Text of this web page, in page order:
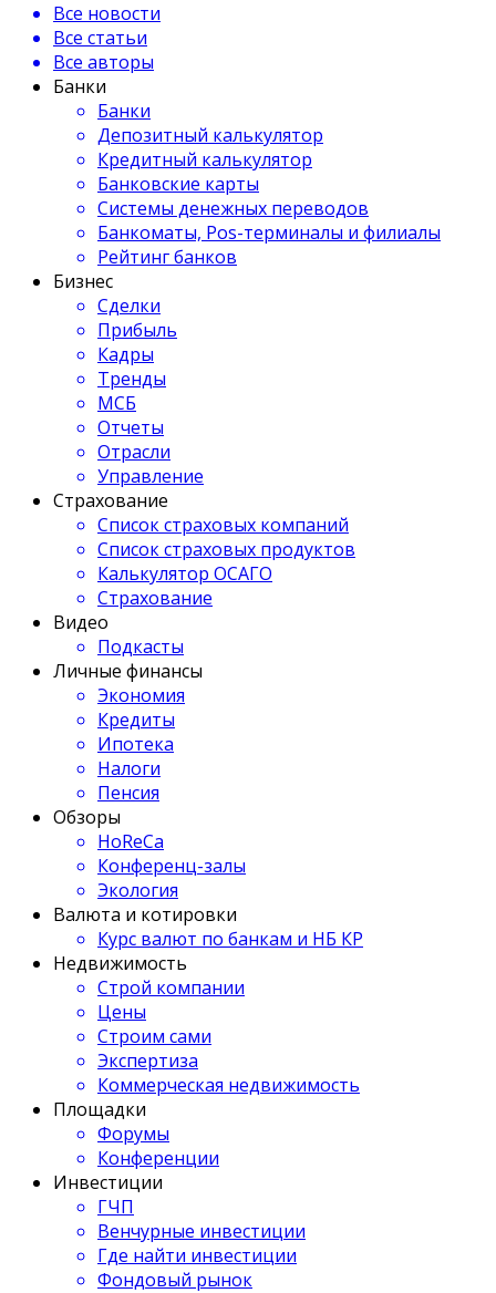
Все новости
Все статьи
Все авторы
Банки
Банки
Депозитный калькулятор
Кредитный калькулятор
Банковские карты
Системы денежных переводов
Банкоматы, Pos-терминалы и филиалы
Рейтинг банков
Бизнес
Сделки
Прибыль
Кадры
Тренды
МСБ
Отчеты
Отрасли
Управление
Страхование
Список страховых компаний
Список страховых продуктов
Калькулятор ОСАГО
Страхование
Видео
Подкасты
Личные финансы
Экономия
Кредиты
Ипотека
Налоги
Пенсия
Обзоры
HoReCa
Конференц-залы
Экология
Валюта и котировки
Курс валют по банкам и НБ КР
Недвижимость
Строй компании
Цены
Строим сами
Экспертиза
Коммерческая недвижимость
Площадки
Форумы
Конференции
Инвестиции
ГЧП
Венчурные инвестиции
Где найти инвестиции
Фондовый рынок